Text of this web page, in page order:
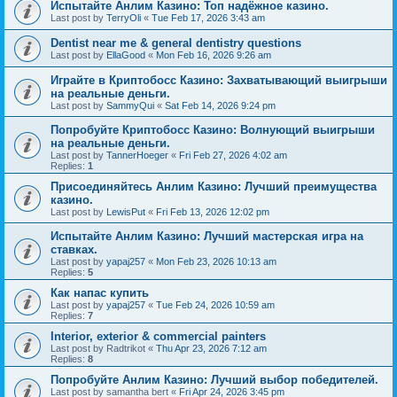
Испытайте Анлим Казино: Топ надёжное казино.
Last post by TerryOli « Tue Feb 17, 2026 3:43 am
Dentist near me & general dentistry questions
Last post by EllaGood « Mon Feb 16, 2026 9:26 am
Играйте в Криптобосс Казино: Захватывающий выигрыши
на реальные деньги.
Last post by SammyQui « Sat Feb 14, 2026 9:24 pm
Попробуйте Криптобосс Казино: Волнующий выигрыши
на реальные деньги.
Last post by TannerHoeger « Fri Feb 27, 2026 4:02 am
Replies: 1
Присоединяйтесь Анлим Казино: Лучший преимущества
казино.
Last post by LewisPut « Fri Feb 13, 2026 12:02 pm
Испытайте Анлим Казино: Лучший мастерская игра на
ставках.
Last post by yapaj257 « Mon Feb 23, 2026 10:13 am
Replies: 5
Как напас купить
Last post by yapaj257 « Tue Feb 24, 2026 10:59 am
Replies: 7
Interior, exterior & commercial painters
Last post by Radtrikot « Thu Apr 23, 2026 7:12 am
Replies: 8
Попробуйте Анлим Казино: Лучший выбор победителей.
Last post by samantha bert « Fri Apr 24, 2026 3:45 pm